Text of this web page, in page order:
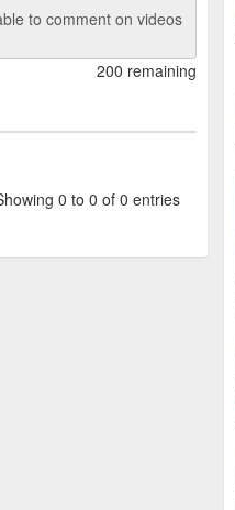
to comment on videos
200 remaining
0 to 0 of 0 entries